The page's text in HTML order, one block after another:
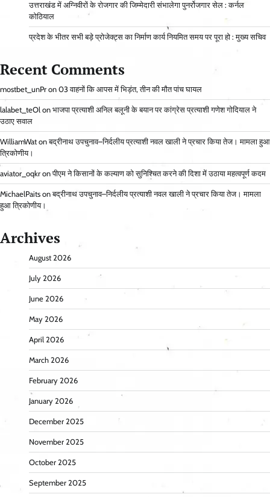
उत्तराखंड में अग्निवीरों के रोजगार की जिम्मेदारी संभालेगा पुनर्रोजगार सेल : कर्नल
कोठियाल
प्रदेश के भीतर सभी बड़े प्रोजेक्ट्स का निर्माण कार्य नियमित समय पर पूरा हो : मुख्य सचिव
Recent Comments
mostbet_unPr on 03 वाहनों कि आपस में भिड़ंत, तीन की मौत पांच घायल
lalabet_teOl on भाजपा प्रत्याशी अनिल बलूनी के बयान पर कांग्रेस प्रत्याशी गणेश गोदियाल ने
उठाए सवाल
WilliamWat onबद्रीनाथ उपचुनाव–निर्दलीय प्रत्याशी नवल खाली ने प्रचार किया तेज। मामला हुआ
त्रिकोणीय।
aviator_oqkr onपीएम ने किसानों के कल्याण को सुनिश्चित करने की दिशा में उठाया महत्वपूर्ण कदम
MichaelPaits onबद्रीनाथ उपचुनाव–निर्दलीय प्रत्याशी नवल खाली ने प्रचार किया तेज। मामला
हुआ त्रिकोणीय।
Archives
August 2026
July 2026
June 2026
May 2026
April 2026
March 2026
February 2026
January 2026
December 2025
November 2025
October 2025
September 2025